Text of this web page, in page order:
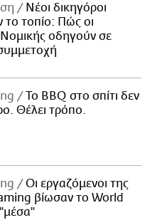
Νέοι δικηγόροι
το τοπίο: Πώς οι
οδηγούν σε
Το BBQ στο σπίτι δεν
Θέλει τρόπο.
Οι εργαζόμενοι της
βίωσαν το World